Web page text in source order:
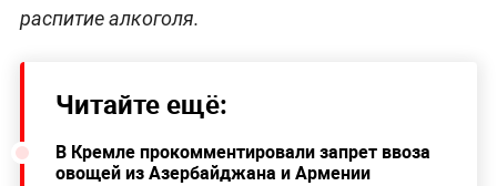
распитие алкоголя.
Читайте ещё:
В Кремле прокомментировали запрет ввоза
овощей из Азербайджана и Армении